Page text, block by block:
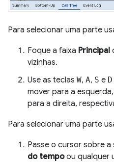
Para selecionar uma parte
Foque a faixa Principal
vizinhas.
Use as teclas W, A, S e D
mover para a
para a direita,
Para selecionar uma parte
Passe o cursor sobre a
do tempoou qualquer